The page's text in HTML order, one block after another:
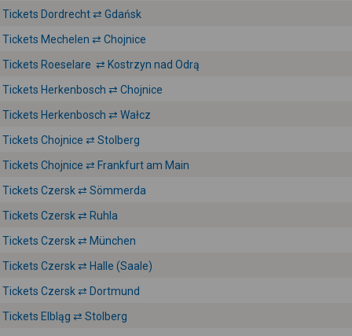
Tickets Dordrecht ⇄ Gdańsk
Tickets Mechelen ⇄ Chojnice
Tickets Roeselare ⇄ Kostrzyn nad Odrą
Tickets Herkenbosch ⇄ Chojnice
Tickets Herkenbosch ⇄ Wałcz
Tickets Chojnice ⇄ Stolberg
Tickets Chojnice ⇄ Frankfurt am Main
Tickets Czersk ⇄ Sömmerda
Tickets Czersk ⇄ Ruhla
Tickets Czersk ⇄ München
Tickets Czersk ⇄ Halle (Saale)
Tickets Czersk ⇄ Dortmund
Tickets Elbląg ⇄ Stolberg